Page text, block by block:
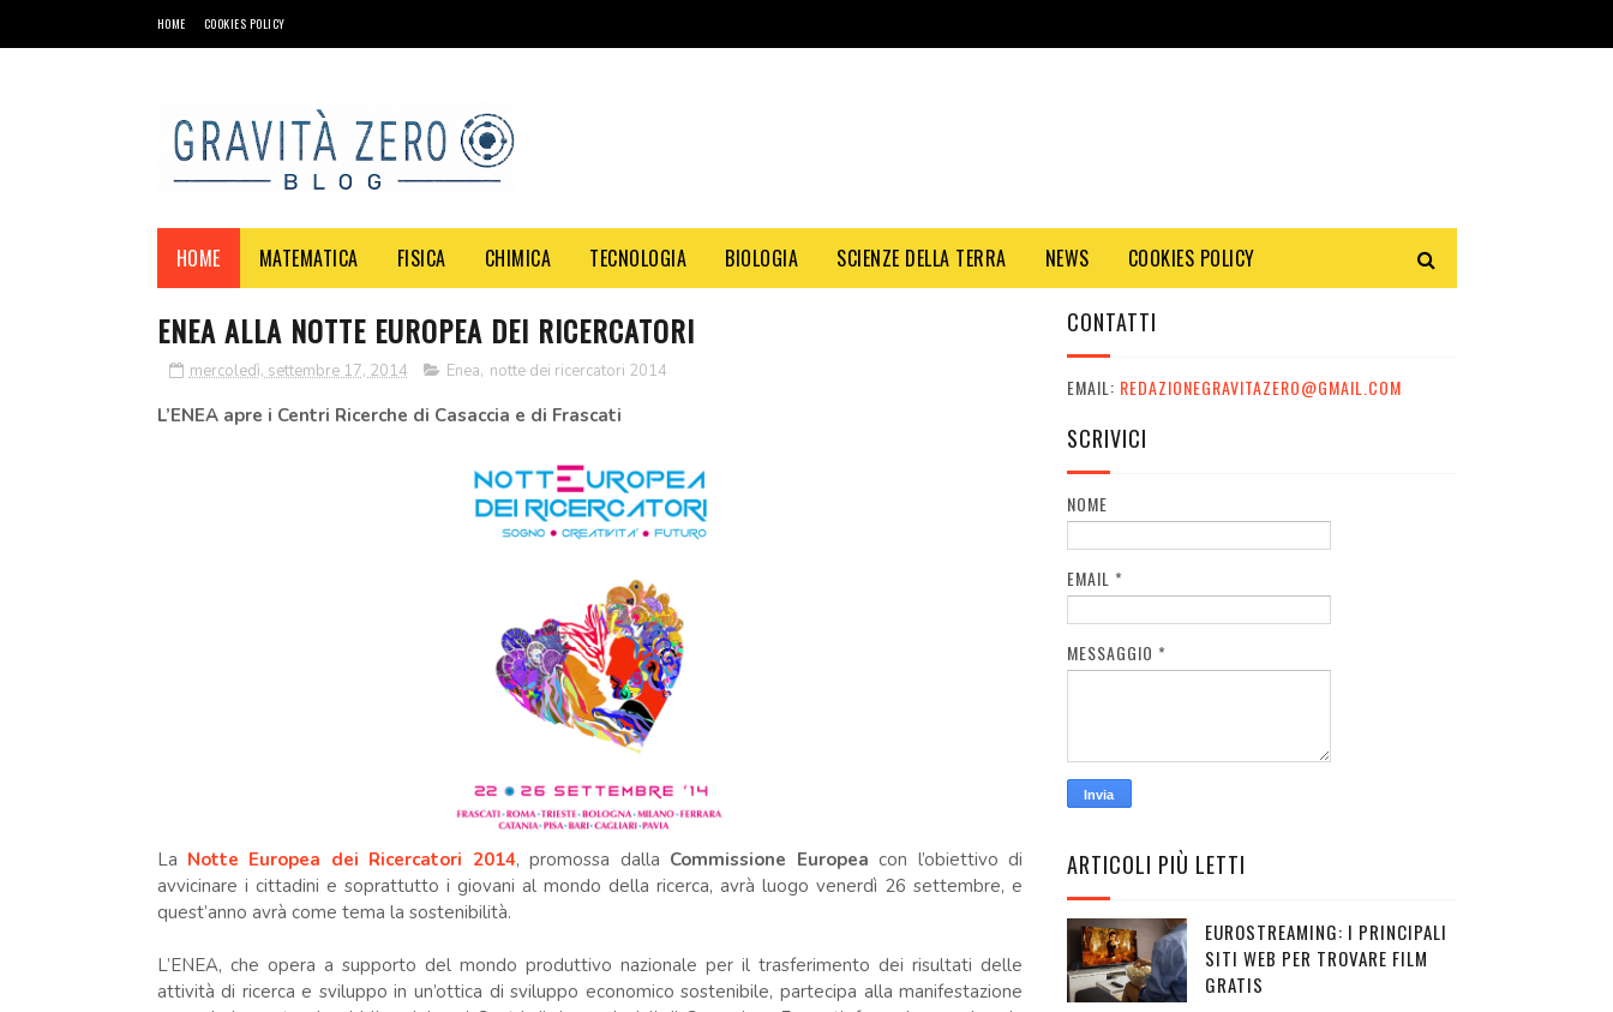
HOME COOKIES POLICY
HOME MATEMATICA FISICA CHIMICA TECNOLOGIA BIOLOGIA SCIENZE DELLA TERRA NEWS COOKIES POLICY
ENEA ALLA NOTTE EUROPEA DEI RICERCATORI
mercoledì, settembre 17, 2014 Enea, notte dei ricercatori 2014
L’ENEA apre i Centri Ricerche di Casaccia e di Frascati
La Notte Europea dei Ricercatori 2014, promossa dalla Commissione Europeacon l’obiettivo di
avvicinare i cittadini e soprattutto i giovani al mondo della ricerca, avrà luogo venerdì 26 settembre, e
quest’anno avrà come tema la sostenibilità.
L’ENEA, che opera a supporto del mondo produttivo nazionale per il trasferimento dei risultati delle
attività di ricerca e sviluppo in un’ottica di sviluppo economico sostenibile, partecipa alla manifestazione
CONTATTI
EMAIL: REDAZIONEGRAVITAZERO@GMAIL.COM
SCRIVICI
NOME
EMAIL *
MESSAGGIO *
ARTICOLI PIÙ LETTI
EUROSTREAMING: I PRINCIPALI
SITI WEB PER TROVARE FILM
GRATIS